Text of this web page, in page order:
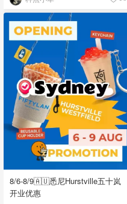
8/6-8/9🇦🇺悉尼Hurstville五十岚
开业优惠